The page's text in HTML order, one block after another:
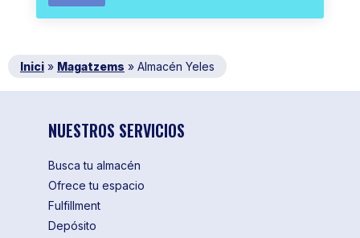
Inici » Magatzems » Almacén Yeles
NUESTROS SERVICIOS
Busca tu almacén
Ofrece tu espacio
Fulfillment
Depósito